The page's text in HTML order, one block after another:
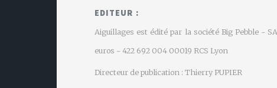
EDITEUR :
Aiguillages est édité par la société Big Pebble -
euros - 422 692 004 00019 RCS Lyon
Directeur de publication : Thierry PUPIER